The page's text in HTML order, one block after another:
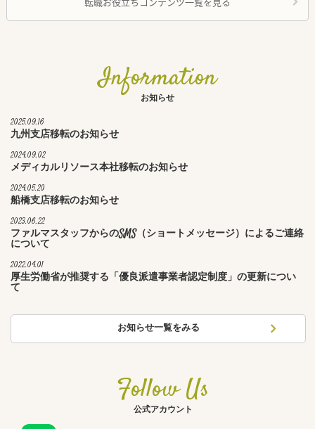
Information
お知らせ
2025.09.16
九州支店移転のお知らせ
2024.09.02
メディカルリソース本社移転のお知らせ
2024.05.20
船橋支店移転のお知らせ
2023.06.22
ファルマスタッフからのSMS（ショートメッセージ）によるご連絡
について
2022.04.01
厚生労働省が推奨する「優良派遣事業者認定制度」の更新につい
て
お知らせ一覧をみる
Follow Us
公式アカウント